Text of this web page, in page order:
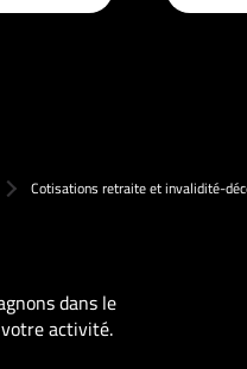
Cotisations retraite et invalidité-
dans le
activité.